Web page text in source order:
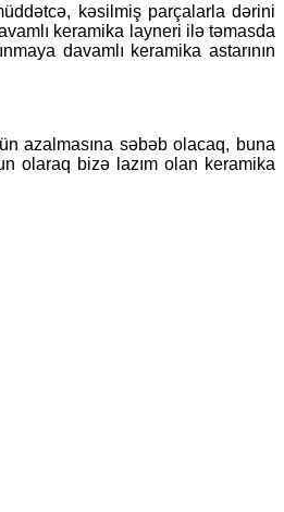
kəsilmiş parçalarla dərini
keramika layneri ilə təmasda
davamlı keramika astarının
azalmasına səbəb olacaq, buna
olaraq bizə lazım olan keramika